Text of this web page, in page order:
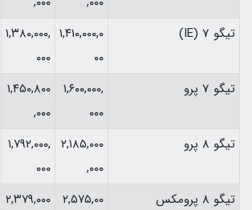
تیگو 7 (IE)
۱,۴۱۰,۰۰۰,۰
۰۰
۱,۳۸۰,۰۰۰,
۰۰۰
تیگو 7 پرو
۱,۶۰۰,۰۰۰,
۰۰۰
۱,۴۵۰,۸۰۰
,۰۰۰
تیگو 8 پرو
۲,۱۸۵,۰۰۰
,۰۰۰
۱,۷۹۲,۰۰۰,
۰۰۰
تیگو 8 پرومکس
۲,۵۷۵,۰۰
۲,۳۷۹,۰۰۰